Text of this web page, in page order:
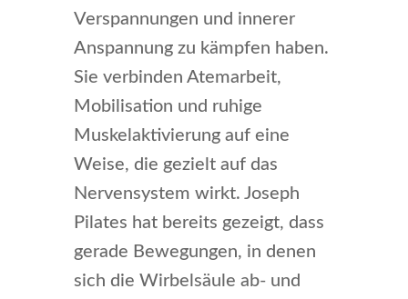
Verspannungen und innerer
Anspannung zu kämpfen haben.
Sie verbinden Atemarbeit,
Mobilisation und ruhige
Muskelaktivierung auf eine
Weise, die gezielt auf das
Nervensystem wirkt. Joseph
Pilates hat bereits gezeigt, dass
gerade Bewegungen, in denen
sich die Wirbelsäule ab- und